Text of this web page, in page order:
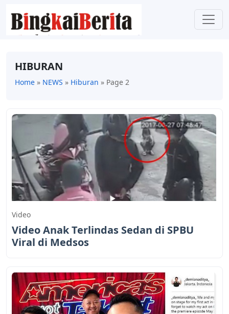
HIBURAN
Home » NEWS » Hiburan » Page 2
Video
Video Anak Terlindas Sedan di SPBU
Viral di Medsos